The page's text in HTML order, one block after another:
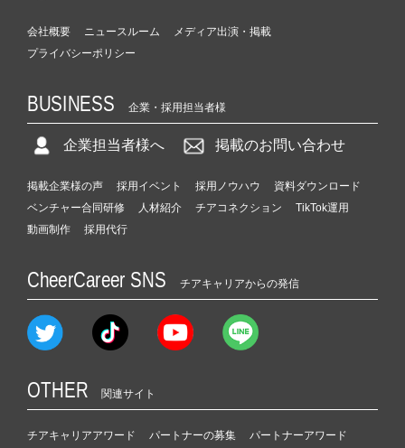
会社概要 ニュースルーム
メディア出演・掲載
プライバシーポリシー
BUSINESS 企業・採用担当者様
企業担当者様へ 掲載のお問い合わせ
掲載企業様の声 採用イベント 採用ノウハウ
資料ダウンロード
ベンチャー合同研修
人材紹介 チアコネクション
TikTok運用
動画制作
採用代行
CheerCareer SNS チアキャリアからの発信
OTHER 関連サイト
チアキャリアアワード パートナーの募集 パートナーアワード